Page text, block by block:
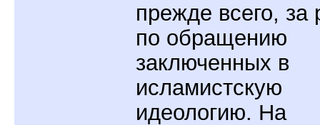
прежде всего, за
по обращению
заключенных в
исламистскую
идеологию. На